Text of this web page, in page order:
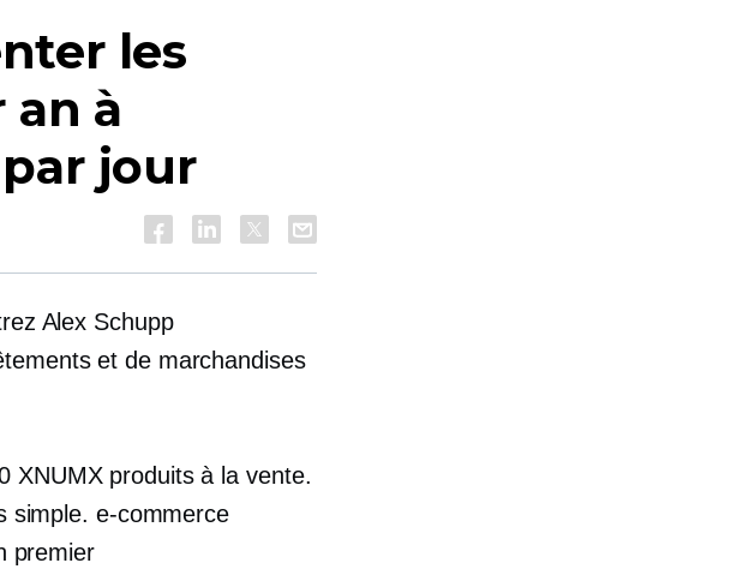
les
an à
par jour
Alex Schupp
et de marchandises
XNUMX produits à la vente.
simple. e-commerce
premier